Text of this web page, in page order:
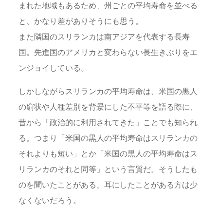
まれた地域もあるため、州ごとの平均寿命を並べる
と、かなり差がありそうにも思う。
また隣国のスリランカは南アジアを代表する長寿
国。先進国のアメリカと変わらない長生きぶりをエ
ンジョイしている。
しかしながらスリランカの平均寿命は、米国の黒人
の窮状や人種差別を背景にした不平等を語る際に、
昔から「政治的に利用されてきた」ことでも知られ
る。つまり「米国の黒人の平均寿命はスリランカの
それよりも短い」とか「米国の黒人の平均寿命はス
リランカのそれと同等」という言質だ。そうしたも
のを聞いたことがある、耳にしたことがある方は少
なくないだろう。